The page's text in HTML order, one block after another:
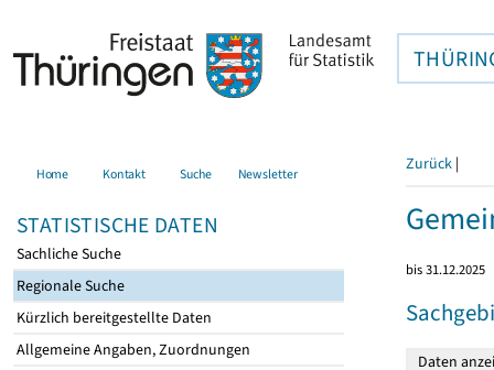
Home Kontakt Suche Newsletter
STATISTISCHE DATEN
Sachliche Suche
Regionale Suche
Kürzlich bereitgestellte Daten
Allgemeine Angaben, Zuordnungen
Zurück |
bis 31.12.2025